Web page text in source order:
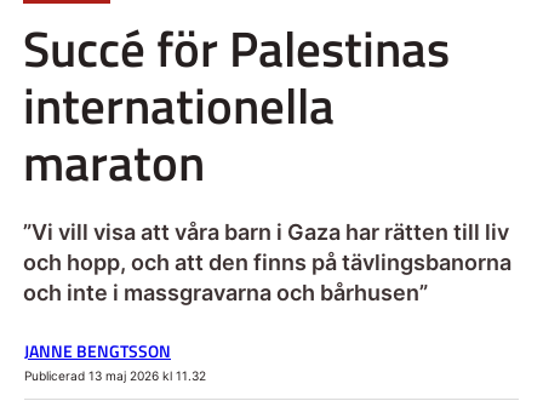
Succé för Palestinas
internationella
maraton
”Vi vill visa att våra barn i Gaza har rätten till liv
och hopp, och att den finns på tävlingsbanorna
och inte i massgravarna och bårhusen”
JANNE BENGTSSON
Publicerad 13 maj 2026 kl 11.32